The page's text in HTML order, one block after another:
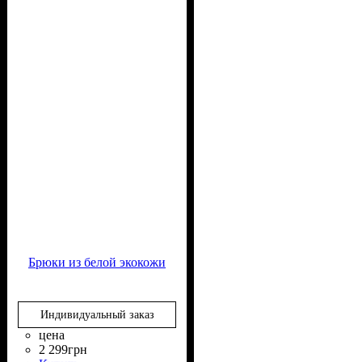
Брюки из белой экокожи
Индивидуальный заказ
цена
2 299грн